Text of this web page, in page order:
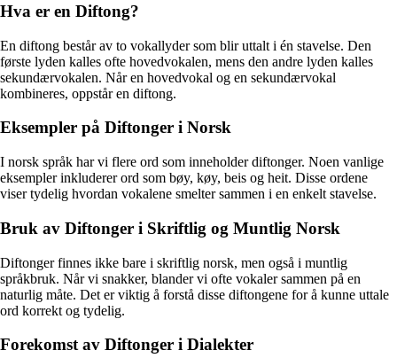
Hva er en Diftong?
En diftong består av to vokallyder som blir uttalt i én stavelse. Den
første lyden kalles ofte hovedvokalen, mens den andre lyden kalles
sekundærvokalen. Når en hovedvokal og en sekundærvokal
kombineres, oppstår en diftong.
Eksempler på Diftonger i Norsk
I norsk språk har vi flere ord som inneholder diftonger. Noen vanlige
eksempler inkluderer ord som bøy, køy, beis og heit. Disse ordene
viser tydelig hvordan vokalene smelter sammen i en enkelt stavelse.
Bruk av Diftonger i Skriftlig og Muntlig Norsk
Diftonger finnes ikke bare i skriftlig norsk, men også i muntlig
språkbruk. Når vi snakker, blander vi ofte vokaler sammen på en
naturlig måte. Det er viktig å forstå disse diftongene for å kunne uttale
ord korrekt og tydelig.
Forekomst av Diftonger i Dialekter